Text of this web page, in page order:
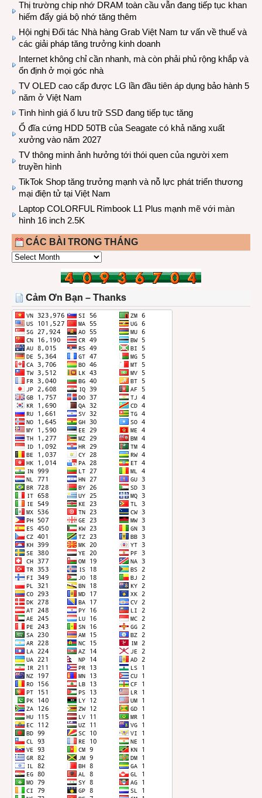
Thị trường chip nhớ DRAM toàn cầu vẫn đang tiếp tục khan
hiếm đẩy giá bộ nhớ tăng thêm
Hội nghị Đối tác Nhà hàng Grab Việt Nam tư vấn về thuế và
các giải pháp tăng trưởng kinh doanh
Internet không chỉ cần nhanh, mà còn phải phủ rộng khắp và
ổn định ở mọi góc nhà
TV OLED cao cấp được LG lần đầu tiên áp dụng bảo hành 5
năm ở Việt Nam
Tình hình giá ổ lưu trữ SSD đang tiếp tục tăng
Ổ đĩa cứng HDD 50TB của Seagate có khả năng xuất
xưởng vào năm 2027
TV thông minh ảnh hưởng tới thói quen của người xem
truyền hình
TikTok Shop tăng trưởng mạnh và nỗ lực phát triển thương
mại điện tử tại Việt Nam
Laptop COLORFUL Rimbook L1 Plus mạnh mẽ với màn
hình 16 inch 2.5K
CÁC BÀI TRONG THÁNG
CÁC
THÁNG
Cảm Ơn Bạn – Thanks